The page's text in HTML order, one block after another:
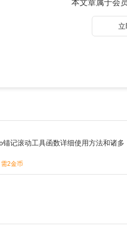
本文章属于会
锚记滚动工具函数详细使用方法和诸多
需2金币